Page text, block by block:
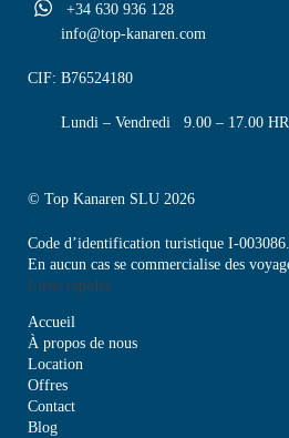
+34 630 936 128
info@top-kanaren.com
CIF: B76524180
Lundi – Vendredi 9.00 – 17.00
© Top Kanaren SLU 2026
Code d’identification turistique I-
En aucun cas se commercialise des
Liens rapides
Accueil
À propos de nous
Location
Offres
Contact
Blog